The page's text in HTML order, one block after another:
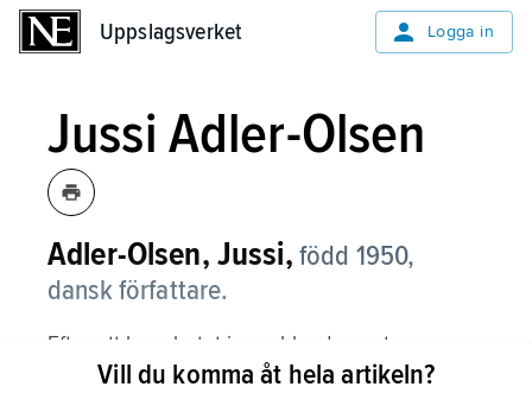
Uppslagsverket Logga in
Jussi Adler-Olsen
Adler-Olsen, Jussi, född 1950,
dansk författare.
Efter att ha arbetat inom bland annat
förlagsbranschen och som översättare av
Vill du komma åt hela artikeln?